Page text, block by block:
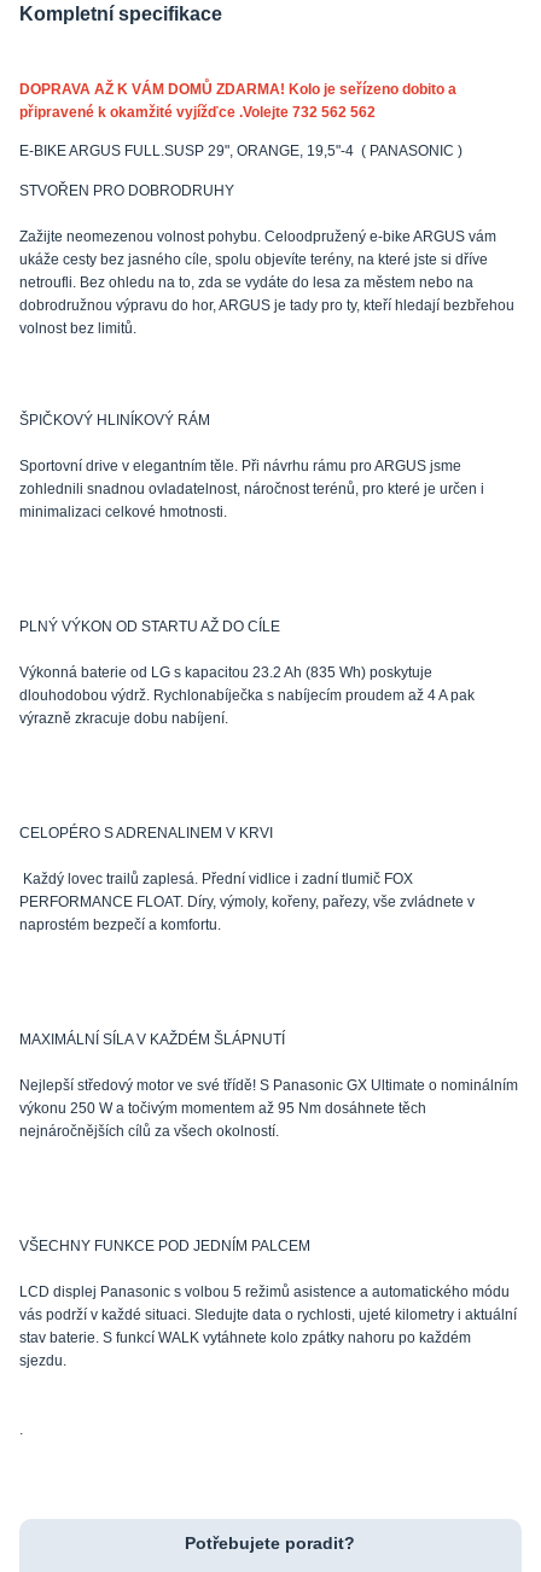
Kompletní specifikace
DOPRAVA AŽ K VÁM DOMŮ ZDARMA! Kolo je seřízeno dobito a
připravené k okamžité vyjížďce .Volejte 732 562 562
E-BIKE ARGUS FULL.SUSP 29", ORANGE, 19,5"-4 ( PANASONIC )
STVOŘEN PRO DOBRODRUHY
Zažijte neomezenou volnost pohybu. Celoodpružený e-bike ARGUS vám
ukáže cesty bez jasného cíle, spolu objevíte terény, na které jste si dříve
netroufli. Bez ohledu na to, zda se vydáte do lesa za městem nebo na
dobrodružnou výpravu do hor, ARGUS je tady pro ty, kteří hledají bezbřehou
volnost bez limitů.
ŠPIČKOVÝ HLINÍKOVÝ RÁM
Sportovní drive v elegantním těle. Při návrhu rámu pro ARGUS jsme
zohlednili snadnou ovladatelnost, náročnost terénů, pro které je určen i
minimalizaci celkové hmotnosti.
PLNÝ VÝKON OD STARTU AŽ DO CÍLE
Výkonná baterie od LG s kapacitou 23.2 Ah (835 Wh) poskytuje
dlouhodobou výdrž. Rychlonabíječka s nabíjecím proudem až 4 A pak
výrazně zkracuje dobu nabíjení.
CELOPÉRO S ADRENALINEM V KRVI
Každý lovec trailů zaplesá. Přední vidlice i zadní tlumič FOX
PERFORMANCE FLOAT. Díry, výmoly, kořeny, pařezy, vše zvládnete v
naprostém bezpečí a komfortu.
MAXIMÁLNÍ SÍLA V KAŽDÉM ŠLÁPNUTÍ
Nejlepší středový motor ve své třídě! S Panasonic GX Ultimate o nominálním
výkonu 250 W a točivým momentem až 95 Nm dosáhnete těch
nejnáročnějších cílů za všech okolností.
VŠECHNY FUNKCE POD JEDNÍM PALCEM
LCD displej Panasonic s volbou 5 režimů asistence a automatického módu
vás podrží v každé situaci. Sledujte data o rychlosti, ujeté kilometry i aktuální
stav baterie. S funkcí WALK vytáhnete kolo zpátky nahoru po každém
sjezdu.
Potřebujete poradit?